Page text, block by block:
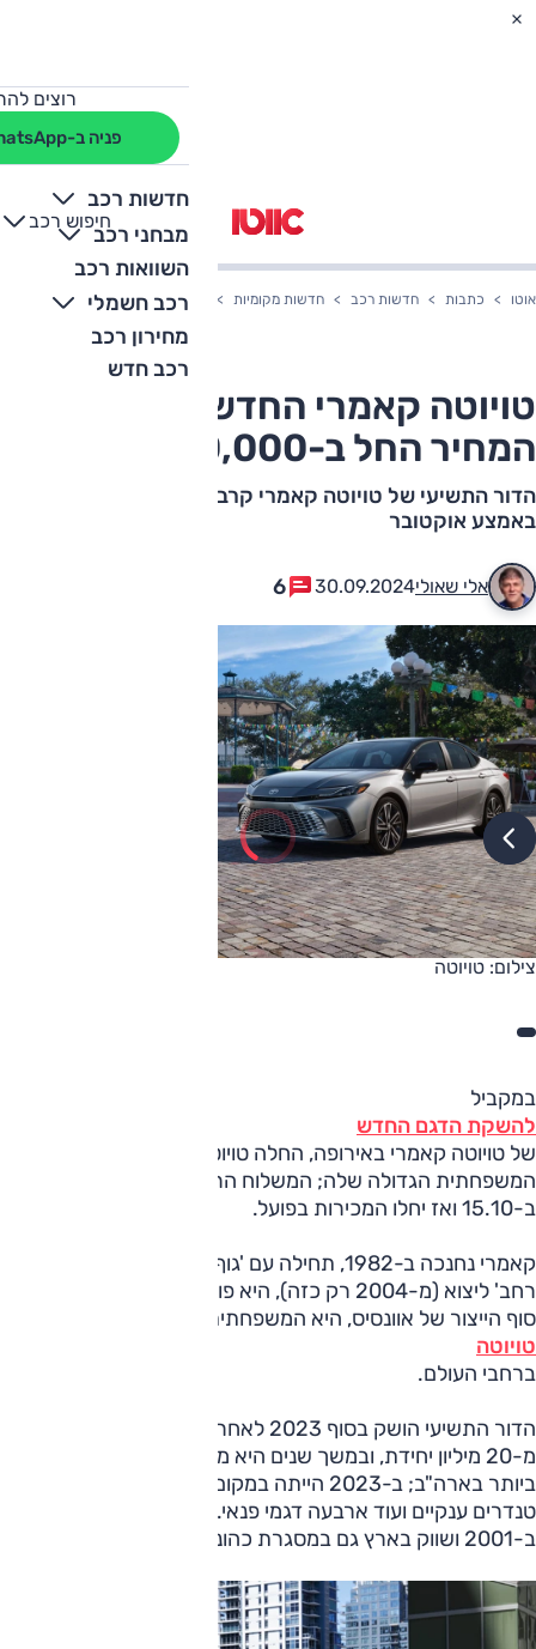
רוצים
פניה ב-WhatsApp
חדשות רכב
מבחני רכב
השוואות רכב
רכב חשמלי
מחירון רכב
רכב חדש
חיפוש רכב
+
-
אוטו כתבות חדשות רכב חדשות מקומיות טויוטה קאמרי החדשה בארץ – המחיר החל ב-
טויוטה קאמרי החדשה בארץ –
המחיר החל ב-210,000 שקלים
הדור התשיעי של טויוטה קאמרי קרב לארץ. המכירות החל
באמצע אוקטובר
אלי שאולי30.09.2024
6
צילום: טויוטה
במקביל
להשקת הדגם החדש
של טויוטה קאמרי באירופה, החלה טויוטה ישראל בשיווק
המשפחתית הגדולה שלה; המשלוח הראשון יגיע לישראל
ב-15.10 ואז יחלו המכירות בפועל.
רחב' ליצוא (מ-2004 רק כזה), היא פונה בעיקר לארה"ב, ואחרי
סוף הייצור של אוונסיס, היא המשפחתית הגדולה של
טויוטה
ברחבי העולם.
הדור התשיעי הושק בסוף 2023 לאחר מכירות של למעלה
מ-20 מיליון יחידת, ובמשך שנים היא מכונית הנוסעים הנמכרת
ביותר בארה"ב; ב-2023 הייתה במקום השמיני לאחר שלושה
טנדרים ענקיים ועוד ארבעה דגמי פנאי. דגם זה הושק בישראל
ב-2001 ושווק בארץ גם במסגרת כהונתו של הדור הפורש.